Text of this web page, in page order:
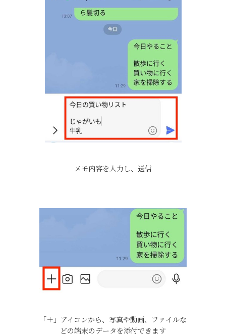
メモ内容を入力し、送信
「＋」アイコンから、写真や動画、ファイルな
どの端末のデータを添付できます